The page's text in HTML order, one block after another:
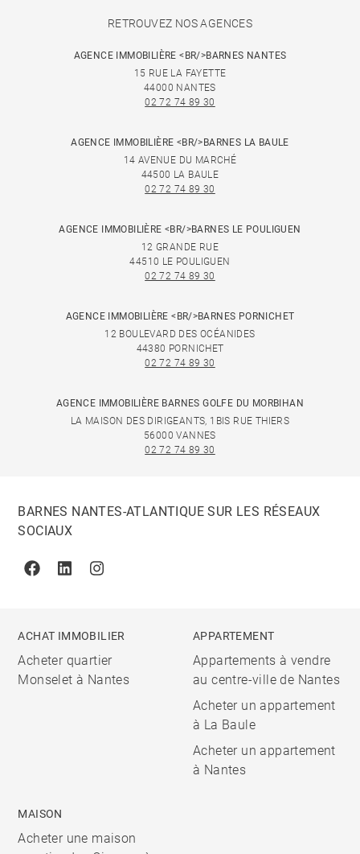
RETROUVEZ NOS AGENCES
AGENCE IMMOBILIÈRE <BR/>BARNES NANTES
15 RUE LA FAYETTE
44000 NANTES
02 72 74 89 30
AGENCE IMMOBILIÈRE <BR/>BARNES LA BAULE
14 AVENUE DU MARCHÉ
44500 LA BAULE
02 72 74 89 30
AGENCE IMMOBILIÈRE <BR/>BARNES LE POULIGUEN
12 GRANDE RUE
44510 LE POULIGUEN
02 72 74 89 30
AGENCE IMMOBILIÈRE <BR/>BARNES PORNICHET
12 BOULEVARD DES OCÉANIDES
44380 PORNICHET
02 72 74 89 30
AGENCE IMMOBILIÈRE BARNES GOLFE DU MORBIHAN
LA MAISON DES DIRIGEANTS, 1BIS RUE THIERS
56000 VANNES
02 72 74 89 30
BARNES NANTES-ATLANTIQUE SUR LES RÉSEAUX
SOCIAUX
FacebookLinkedinInstagram
ACHAT IMMOBILIER
Acheter quartier
Monselet à Nantes
APPARTEMENT
Appartements à vendre
au centre-ville de Nantes
Acheter un appartement
à La Baule
Acheter un appartement
à Nantes
MAISON
Acheter une maison